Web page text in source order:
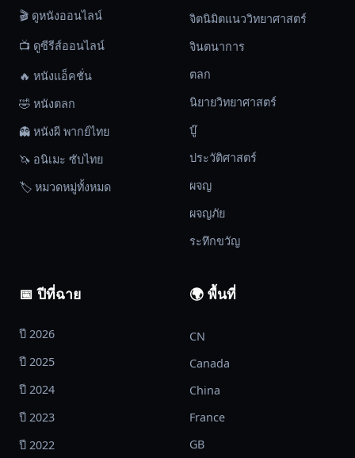
🎬 ดูหนังออนไลน์
📺 ดูซีรีส์ออนไลน์
🔥 หนังแอ็คชั่น
🤣 หนังตลก
👻 หนังผี พากย์ไทย
🦄 อนิเมะ ซับไทย
🏷️ หมวดหมู่ทั้งหมด
จิตนิมิตแนววิทยาศาสตร์
จินตนาการ
ตลก
นิยายวิทยาศาสตร์
บู๊
ประวัติศาสตร์
ผจญ
ผจญภัย
ระทึกขวัญ
📅 ปีที่ฉาย
ปี 2026
ปี 2025
ปี 2024
ปี 2023
ปี 2022
🌍 พื้นที่
CN
Canada
China
France
GB